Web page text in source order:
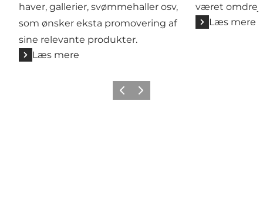
haver, gallerier, svømmehaller osv,
som ønsker eksta promovering af
sine relevante produkter.
Læs mere
været
Læs mere
Forrige billede
Næste billede